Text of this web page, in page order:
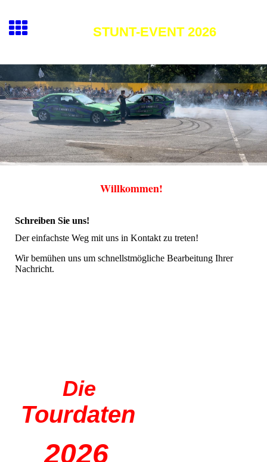
STUNT-EVENT 2026
Willkommen!
Schreiben Sie uns!
Der einfachste Weg mit uns in Kontakt zu treten!
Wir bemühen uns um schnellstmögliche Bearbeitung Ihrer
Nachricht.
Die
Tourdaten
2026